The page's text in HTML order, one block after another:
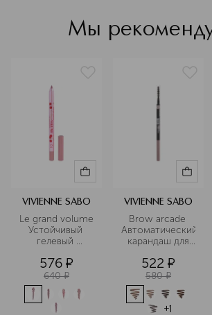
современных
Мы
VIVIENNE SABO
Le grand volume
Устойчивый
гелевый
губ
576 ¤
640 ¤
VIVIENNE SABO
Brow arcade
Автоматический
карандаш для
522 ¤
580 ¤
+1